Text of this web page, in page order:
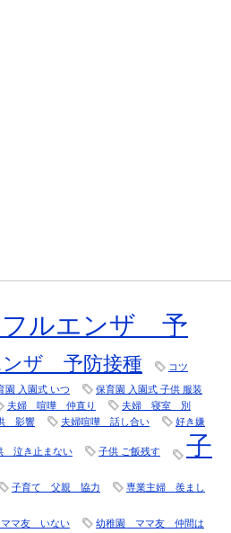
フルエンザ 予
ンザ 予防接種 コツ
園 入園式 いつ
保育園 入園式 子供 服装
夫婦 喧嘩 仲直り
夫婦 寝室 別
影響 夫婦喧嘩 話し合い 好き嫌
泣き止まない 子供 ご飯残す
子
子育て 父親 協力 専業主婦 羨まし
マ友 いない 幼稚園 ママ友 仲間は